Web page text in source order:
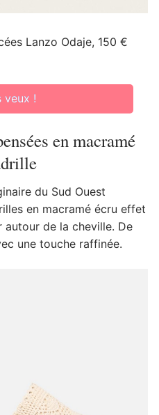
Lanzo Odaje, 150 €
veux !
en macramé
du Sud Ouest
en macramé écru effet
autour de la cheville. De
une touche raffinée.